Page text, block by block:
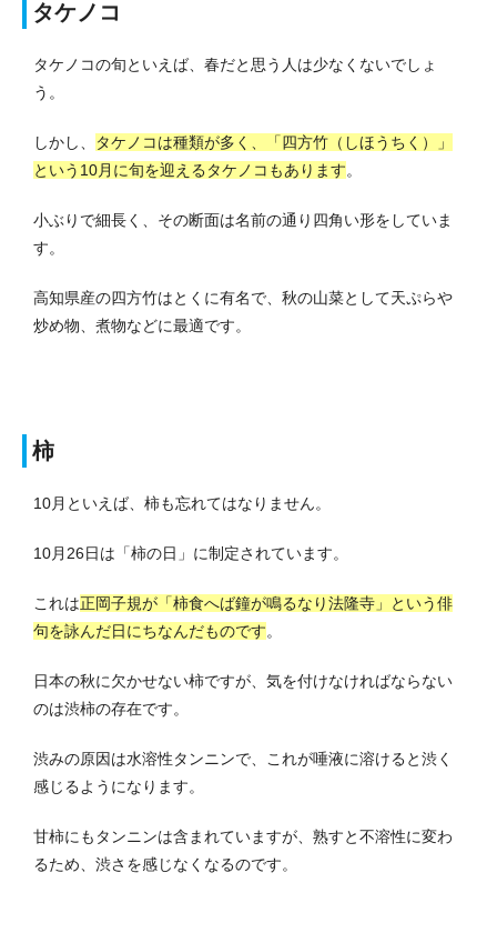
タケノコ
タケノコの旬といえば、春だと思う人は少なくないでしょ
う。
しかし、
タケノコは種類が多く、「四方竹（しほうちく）」
という10月に旬を迎えるタケノコもあります。
小ぶりで細長く、その断面は名前の通り四角い形をしていま
す。
高知県産の四方竹はとくに有名で、秋の山菜として天ぷらや
炒め物、煮物などに最適です。
柿
10月といえば、柿も忘れてはなりません。
10月26日は「柿の日」に制定されています。
これは正岡子規が「柿食へば鐘が鳴るなり法隆寺」という俳
句を詠んだ日にちなんだものです。
日本の秋に欠かせない柿ですが、気を付けなければならない
のは渋柿の存在です。
渋みの原因は水溶性タンニンで、これが唾液に溶けると渋く
感じるようになります。
甘柿にもタンニンは含まれていますが、熟すと不溶性に変わ
るため、渋さを感じなくなるのです。